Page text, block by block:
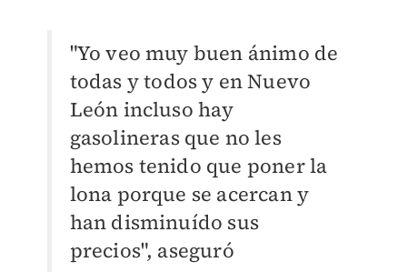
"Yo veo muy buen ánimo de
todas y todos y en Nuevo
León incluso hay
gasolineras que no les
hemos tenido que poner la
lona porque se acercan y
han disminuído sus
precios", aseguró